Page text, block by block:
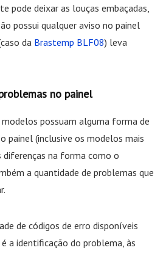
pode deixar as louças embaçadas,
possui qualquer aviso no painel
da Brastemp BLF08) leva
no painel
possuam alguma forma de
painel (inclusive os modelos mais
na forma como o
a quantidade de problemas que
de códigos de erro disponíveis
a identificação do problema, às